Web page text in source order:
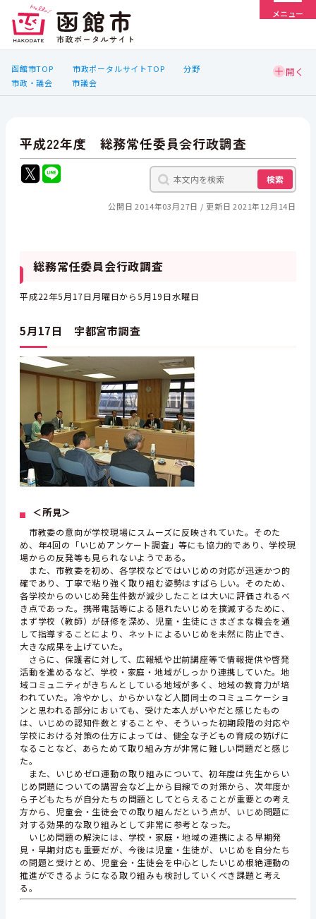
メニュー
函館市TOP 市政ポータルサイトTOP
分野
市政・議会
市議会
平成22年度 総務常任委員会行政調査
検索
公開日 2014年03月27日 更新日 2021年12月14日
総務常任委員会行政調査
平成22年5月17日月曜日から5月19日水曜日
5月17日 宇都宮市調査
＜所見＞
市教委の意向が学校現場にスムーズに反映されていた。そのた
め、年4回の「いじめアンケート調査」等にも協力的であり、学校現
場からの反発等も見られないようである。
また、市教委を初め、各学校などではいじめの対応が迅速かつ的
確であり、丁寧で粘り強く取り組む姿勢はすばらしい。そのため、
各学校からのいじめ発生件数が減少したことは大いに評価されるべ
き点であった。携帯電話等による隠れたいじめを撲滅するために、
まず学校（教師）が研修を深め、児童・生徒にさまざまな機会を通
して指導することにより、ネットによるいじめを未然に防止でき、
大きな成果を上げていた。
さらに、保護者に対して、広報紙や出前講座等で情報提供や啓発
活動を進めるなど、学校・家庭・地域がしっかり連携していた。地
域コミュニティがきちんとしている地域が多く、地域の教育力が培
われていた。冷やかし、からかいなど人間同士のコミュニケーショ
ンと思われる部分においても、受けた本人がいやだと感じたもの
は、いじめの認知件数とすることや、そういった初期段階の対応や
学校における対策の仕方によっては、健全な子どもの育成の妨げに
なることなど、あらためて取り組み方が非常に難しい問題だと感じ
た。
また、いじめゼロ運動の取り組みについて、初年度は先生からい
じめ問題についての講習会など上から目線での対策から、次年度か
ら子どもたちが自分たちの問題としてとらえることが重要との考え
方から、児童会・生徒会での取り組んだという点が、いじめ問題に
対する効果的な取り組みとして非常に参考となった。
いじめ問題の解決には、学校・家庭・地域の連携による早期発
見・早期対応も重要だが、今後は児童・生徒が、いじめを自分たち
の問題と受けとめ、児童会・生徒会を中心としたいじめ根絶運動の
推進ができるようになる取り組みも検討していくべき課題と考え
る。